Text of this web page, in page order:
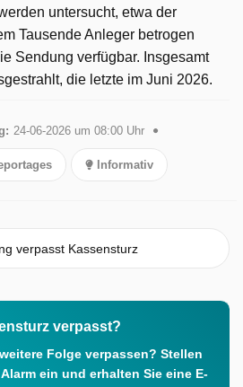
untersucht, etwa der
Tausende Anleger betrogen
Sendung verfügbar. Insgesamt
die letzte im Juni 2026.
24-06-2026 um 08:00 Uhr
Informativ
verpasst Kassensturz
verpasst?
Folge verpassen? Stellen
ein und erhalten Sie eine E-